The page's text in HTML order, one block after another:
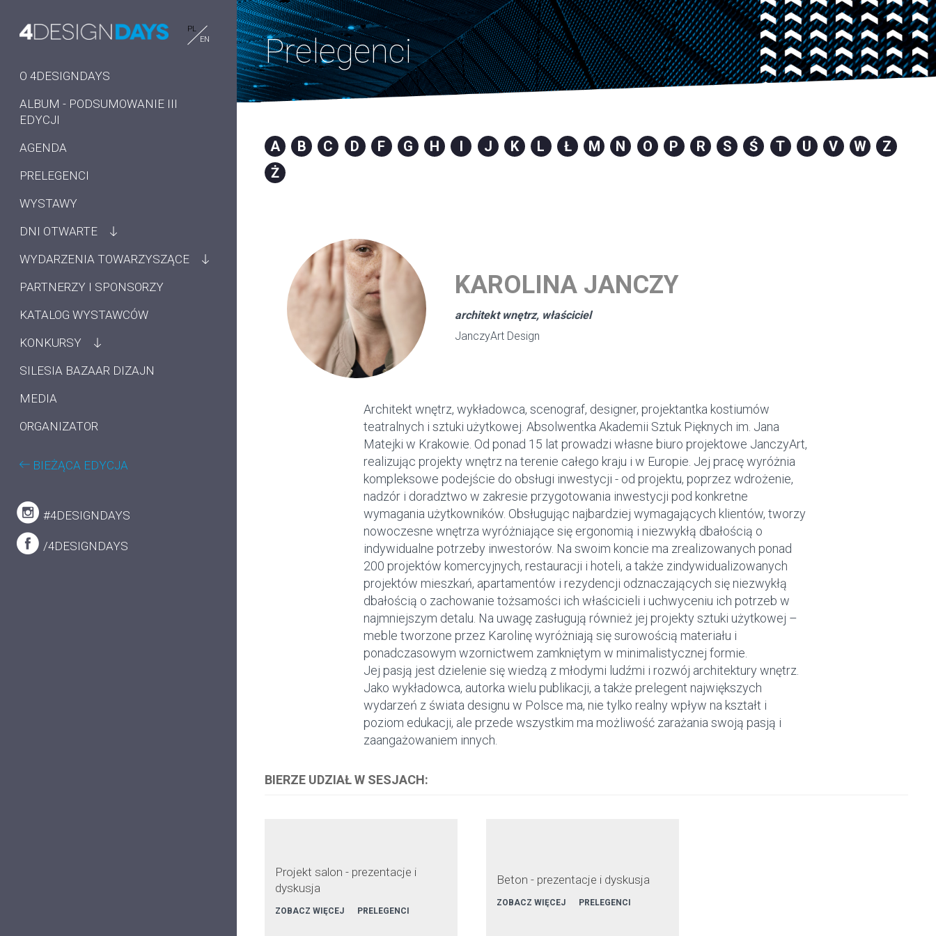
PL
EN
O 4DESIGNDAYS
ALBUM - PODSUMOWANIE III
EDYCJI
AGENDA
PRELEGENCI
WYSTAWY
DNI OTWARTE
WYDARZENIA TOWARZYSZĄCE
PARTNERZY I SPONSORZY
KATALOG WYSTAWCÓW
KONKURSY
SILESIA BAZAAR DIZAJN
MEDIA
ORGANIZATOR
BIEŻĄCA EDYCJA
#4DESIGNDAYS
/4DESIGNDAYS
Prelegenci
A B C D F G H I J K L Ł M N O P R S Ś T U V W
Z
Ż
KAROLINA JANCZY
architekt wnętrz, właściciel
JanczyArt Design
Architekt wnętrz, wykładowca, scenograf, designer, projektantka kostiumów
teatralnych i sztuki użytkowej. Absolwentka Akademii Sztuk Pięknych im. Jana
Matejki w Krakowie. Od ponad 15 lat prowadzi własne biuro projektowe JanczyArt,
realizując projekty wnętrz na terenie całego kraju i w Europie. Jej pracę wyróżnia
kompleksowe podejście do obsługi inwestycji - od projektu, poprzez wdrożenie,
nadzór i doradztwo w zakresie przygotowania inwestycji pod konkretne
wymagania użytkowników. Obsługując najbardziej wymagających klientów, tworzy
nowoczesne wnętrza wyróżniające się ergonomią i niezwykłą dbałością o
indywidualne potrzeby inwestorów. Na swoim koncie ma zrealizowanych ponad
200 projektów komercyjnych, restauracji i hoteli, a także zindywidualizowanych
projektów mieszkań, apartamentów i rezydencji odznaczających się niezwykłą
dbałością o zachowanie tożsamości ich właścicieli i uchwyceniu ich potrzeb w
najmniejszym detalu. Na uwagę zasługują również jej projekty sztuki użytkowej –
meble tworzone przez Karolinę wyróżniają się surowością materiału i
ponadczasowym wzornictwem zamkniętym w minimalistycznej formie.
Jej pasją jest dzielenie się wiedzą z młodymi ludźmi i rozwój architektury wnętrz.
Jako wykładowca, autorka wielu publikacji, a także prelegent największych
wydarzeń z świata designu w Polsce ma, nie tylko realny wpływ na kształt i
poziom edukacji, ale przede wszystkim ma możliwość zarażania swoją pasją i
zaangażowaniem innych.
BIERZE UDZIAŁ W SESJACH:
Projekt salon - prezentacje i
dyskusja
ZOBACZ WIĘCEJ PRELEGENCI
Beton - prezentacje i dyskusja
ZOBACZ WIĘCEJ PRELEGENCI